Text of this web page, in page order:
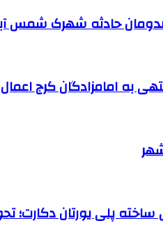
حادثه شهرک شمس آباد به
به امامزادگان کرج
ساخته پلی یورتان